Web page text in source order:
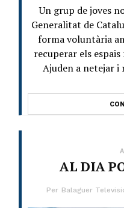
Un grup de joves
Generalitat de
forma voluntària
recuperar els
Ajuden a netejar i
AL DIA
Per Balaguer